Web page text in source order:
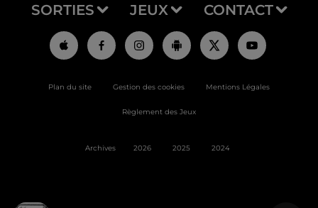
SORTIES JEUX CONTACT
Plan du site Gestion des cookies Mentions Légales
Règlement des Jeux
Archives 2026 2025 2024